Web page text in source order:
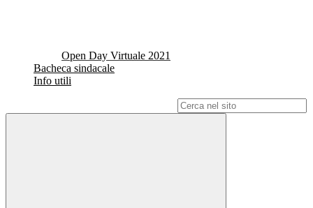
Open Day Virtuale 2021
Bacheca sindacale
Info utili